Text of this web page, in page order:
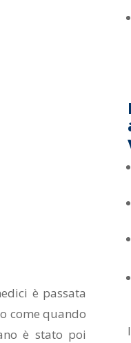
è passata
come quando
è stato poi